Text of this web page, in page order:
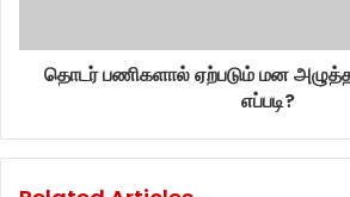
தொடர் பணிகளால் ஏற்படும் மன
எப்படி?